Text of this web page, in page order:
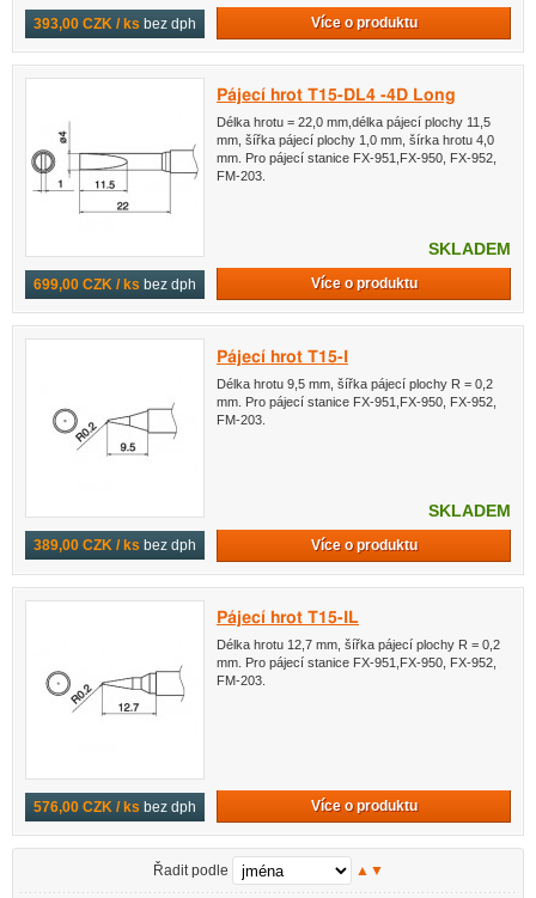
393,00 CZK / ks bez dph Více o produktu
699,00 CZK / ks bez dph
Pájecí hrot T15-DL4 -4D Long
Délka hrotu = 22,0 mm,délka pájecí plochy 11,5
mm, šířka pájecí plochy 1,0 mm, šírka hrotu 4,0
mm. Pro pájecí stanice FX-951,FX-950, FX-952,
FM-203.
SKLADEM
Více o produktu
389,00 CZK / ks bez dph
Pájecí hrot T15-I
Délka hrotu 9,5 mm, šířka pájecí plochy R = 0,2
mm. Pro pájecí stanice FX-951,FX-950, FX-952,
FM-203.
SKLADEM
Více o produktu
576,00 CZK / ks bez dph
Pájecí hrot T15-IL
Délka hrotu 12,7 mm, šířka pájecí plochy R = 0,2
mm. Pro pájecí stanice FX-951,FX-950, FX-952,
FM-203.
Více o produktu
Řadit podle ▲ ▼